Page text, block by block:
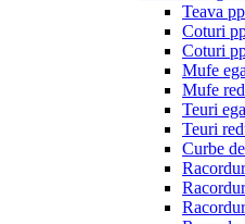
Teava
Coturi
Coturi
Mufe
Mufe
Teuri
Teuri
Curbe